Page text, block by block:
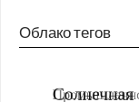
Облако тегов